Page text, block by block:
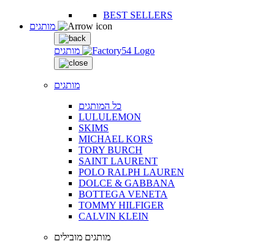
BEST SELLERS
מותגים
מותגים
כל המותגים
LULULEMON
SKIMS
MICHAEL KORS
TORY BURCH
SAINT LAURENT
POLO RALPH LAUREN
DOLCE & GABBANA
BOTTEGA VENETA
TOMMY HILFIGER
CALVIN KLEIN
מותגים מובילים